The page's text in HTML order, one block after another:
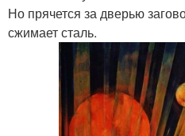
Но прячется за дверью
сжимает сталь.